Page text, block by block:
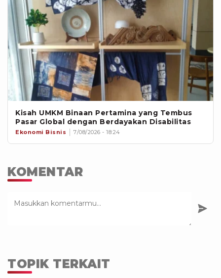
Kisah UMKM Binaan Pertamina yang Tembus
Pasar Global dengan Berdayakan Disabilitas
Ekonomi Bisnis 7/08/2026 - 18:24
KOMENTAR
TOPIK TERKAIT